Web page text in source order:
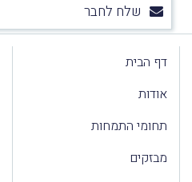
שלח לחבר
דף הבית
אודות
תחומי התמחות
מבזקים